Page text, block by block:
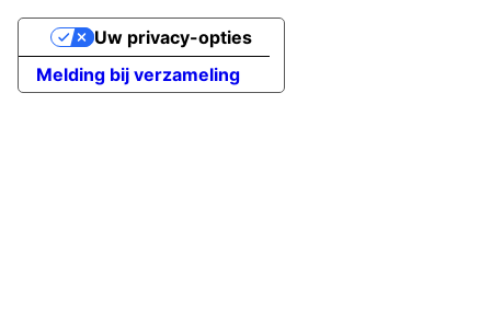
Melding bij verzameling
Uw privacy-opties